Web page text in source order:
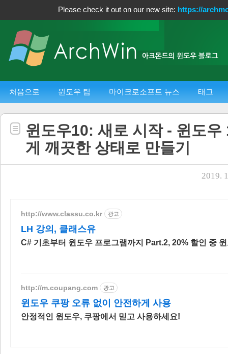
Please check it out on our new site: https://
처음으로 윈도우 팁 마이크로소프트 뉴스 태그
윈도우10: 새로 시작 - 윈도우
게 깨끗한 상태로 만들기
2019.
http://www.classu.co.kr 광고
LH 강의, 클래스유
C# 기초부터 윈도
http://m.coupang.com 광고
윈도우 쿠팡 오류 없이 안전하게 사용
안정적인 윈도우, 쿠팡에서 믿고 사용하세요!